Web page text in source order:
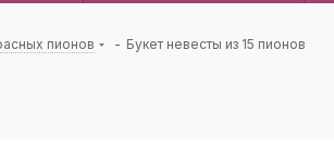
пионов - Букет невесты из 15 пионов